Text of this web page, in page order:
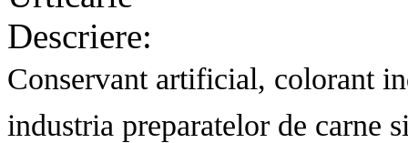
Descriere:
Conservant artificial, colorant
industria preparatelor de carne